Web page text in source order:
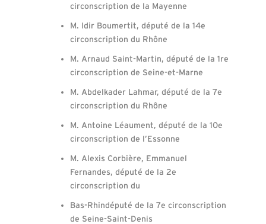
circonscription de la Mayenne
M. Idir Boumertit, député de la 14e
circonscription du Rhône
M. Arnaud Saint-Martin, député de la 1re
circonscription de Seine-et-Marne
M. Abdelkader Lahmar, député de la 7e
circonscription du Rhône
M. Antoine Léaument, député de la 10e
circonscription de l’Essonne
M. Alexis Corbière, Emmanuel
Fernandes, député de la 2e
circonscription du
Bas-Rhindéputé de la 7e circonscription
de Seine-Saint-Denis